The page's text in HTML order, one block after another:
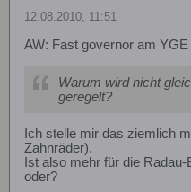
12.08.2010, 11:51
AW: Fast governor am YGE
Warum wird nicht
geregelt?
Ich stelle mir das ziemlich
Zahnräder).
Ist also mehr für die
oder?